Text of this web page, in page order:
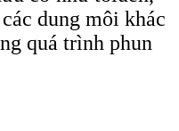
dung môi khác
quá trình phun